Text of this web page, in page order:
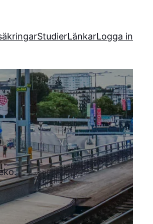
StudierLänkarLogga in